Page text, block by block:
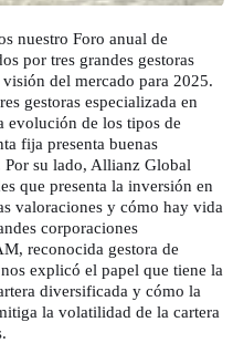
nuestro Foro anual de
por tres grandes gestoras
del mercado para 2025.
gestoras especializada en
evolución de los tipos de
fija presenta buenas
Por su lado, Allianz Global
que presenta la inversión en
valoraciones y cómo hay vida
corporaciones
reconocida gestora de
explicó el papel que tiene la
diversificada y cómo la
la volatilidad de la cartera